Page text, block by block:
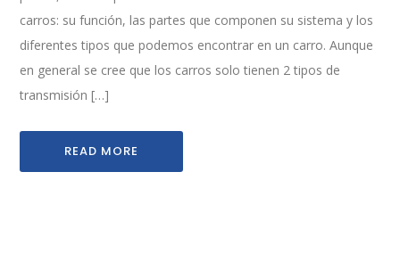
carros: su función, las partes que componen su sistema y los
diferentes tipos que podemos encontrar en un carro. Aunque
en general se cree que los carros solo tienen 2 tipos de
transmisión […]
READ MORE